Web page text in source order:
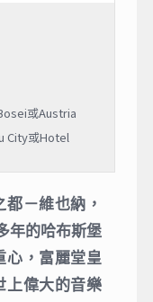
或Austria
City或Hotel
－維也納，
年的哈布斯堡
心，富麗堂皇
上偉大的音樂